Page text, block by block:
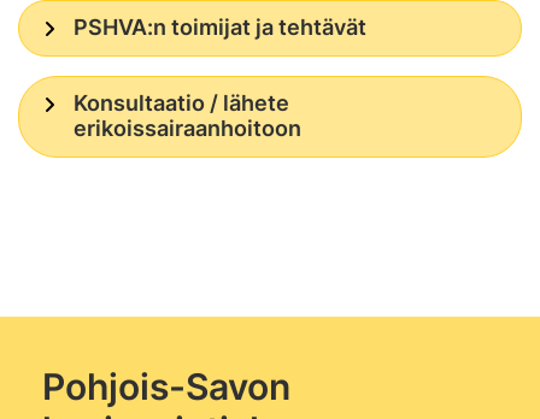
PSHVA:n toimijat ja tehtävät
Konsultaatio / lähete
erikoissairaanhoitoon
Pohjois-Savon